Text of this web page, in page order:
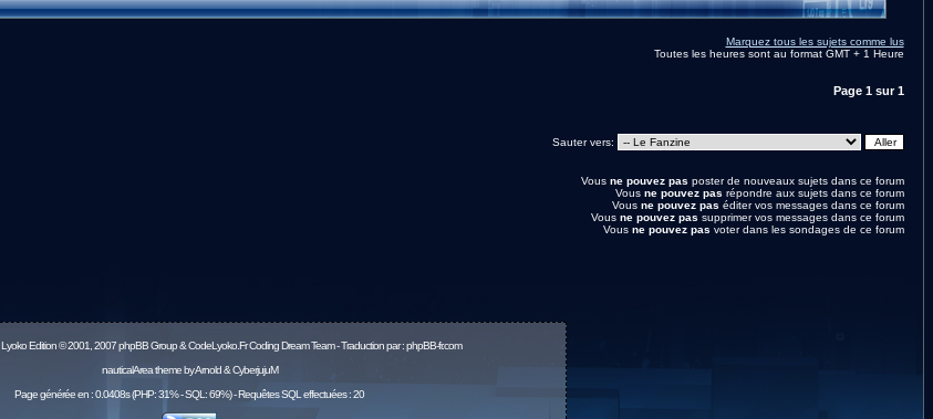
Marquez tous les sujets comme lus
Toutes les heures sont au format GMT + 1 Heure
Page 1sur1
Sauter vers:
Vous ne pouvez pas poster de nouveaux sujets dans ce forum
Vous ne pouvez pas répondre aux sujets dans ce forum
Vous ne pouvez pas éditer vos messages dans ce forum
Vous ne pouvez pas supprimer vos messages dans ce forum
Vous ne pouvez pas voter dans les sondages de ce forum
Lyoko Edition © 2001, 2007 phpBB Group & CodeLyoko.Fr Coding Dream Team - Traduction par :phpBB-fr.com
nauticalArea theme by Arnold & CyberjujuM
Page générée en : 0.0408s (PHP: 31% - SQL: 69%) - Requêtes SQL effectuées : 20